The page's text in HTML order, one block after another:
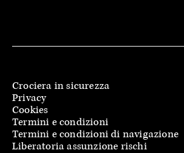
Crociera in sicurezza
Privacy
Cookies
Termini e condizioni
Termini e condizioni di navigazione
Liberatoria assunzione rischi